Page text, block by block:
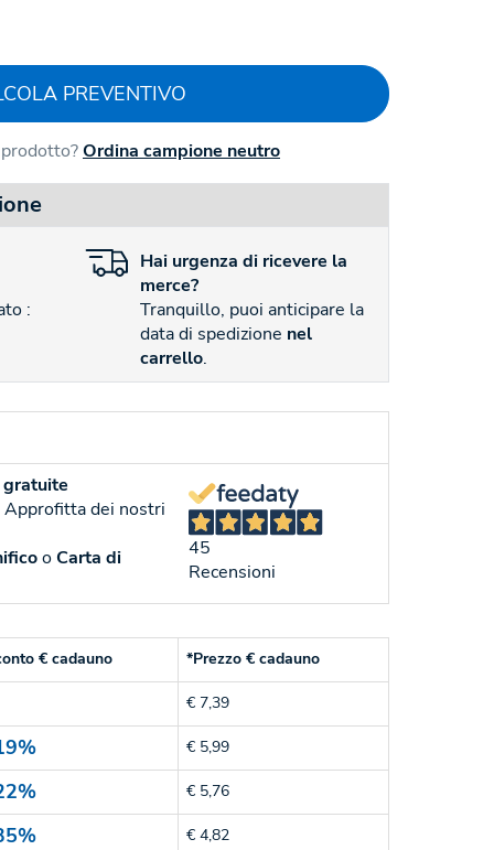
PREVENTIVO
Ordina campione neutro
:
Hai urgenza di ricevere la
merce?
Tranquillo, puoi anticipare la
data di spedizione nel
carrello.
Approfitta dei nostri
oCarta di
45
Recensioni
€ cadauno *Prezzo € cadauno
€ 7,39
€ 5,99
€ 5,76
€ 4,82